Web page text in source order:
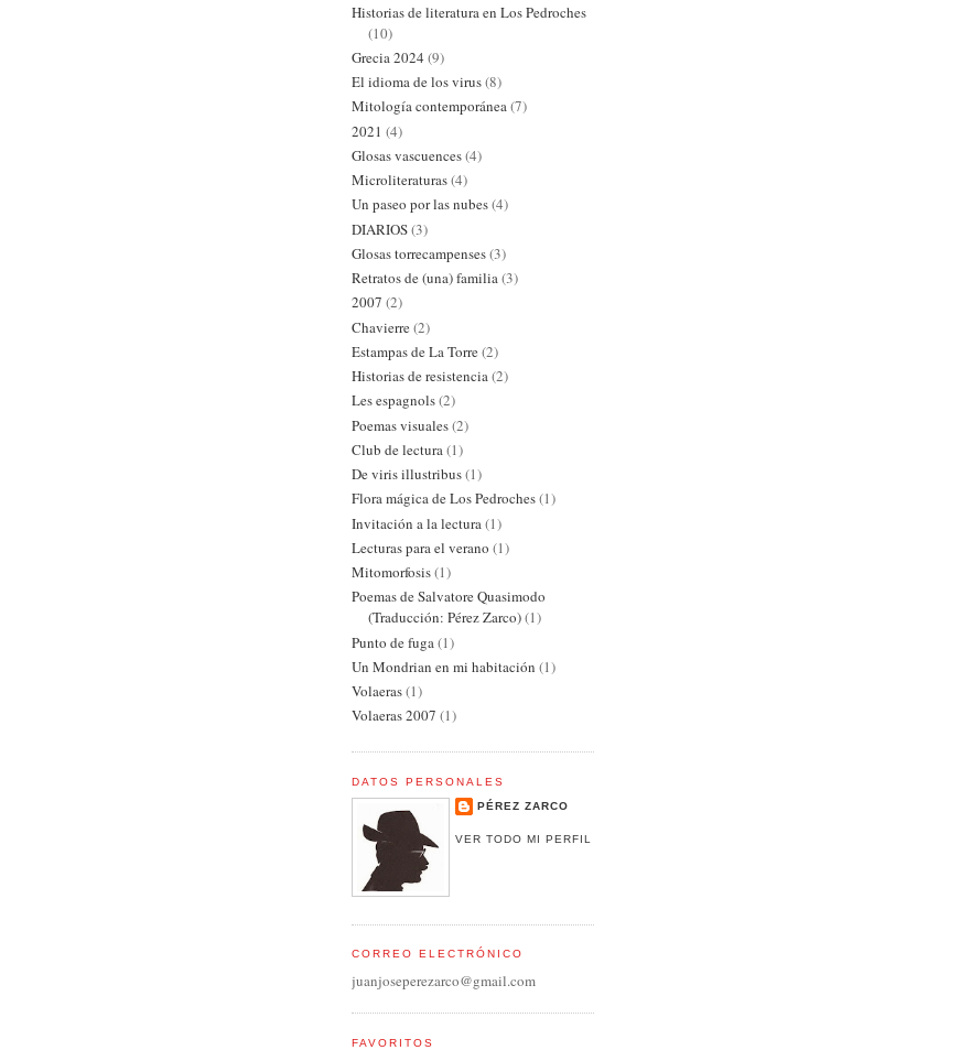
Historias de literatura en Los Pedroches
(10)
Grecia 2024 (9)
El idioma de los virus(8)
Mitología contemporánea(7)
2021 (4)
Glosas vascuences(4)
Microliteraturas(4)
Un paseo por las nubes(4)
DIARIOS(3)
Glosas torrecampenses(3)
Retratos de (una) familia(3)
2007 (2)
Chavierre(2)
Estampas de La Torre(2)
Historias de resistencia(2)
Les espagnols(2)
Poemas visuales(2)
Club de lectura(1)
De viris illustribus(1)
Flora mágica de Los Pedroches(1)
Invitación a la lectura (1)
Lecturas para el verano (1)
Mitomorfosis(1)
Poemas de Salvatore Quasimodo
(Traducción: Pérez Zarco)(1)
Punto de fuga (1)
Un Mondrian en mi habitación (1)
Volaeras(1)
Volaeras 2007 (1)
DATOS PERSONALES
PÉREZ ZARCO
VER TODO MI PERFIL
CORREO ELECTRÓNICO
juanjoseperezarco@gmail.com
FAVORITOS